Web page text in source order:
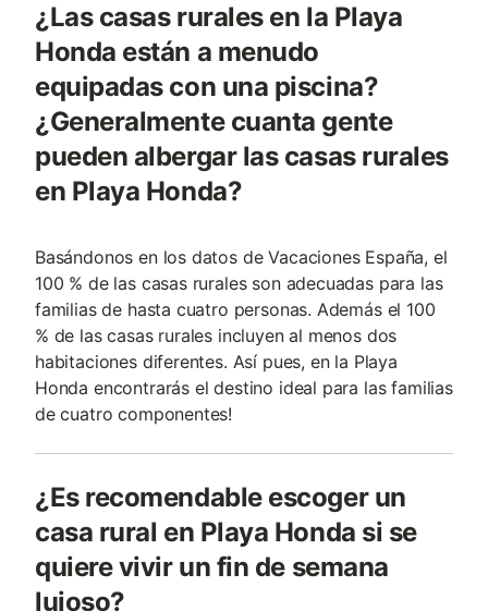
¿Las casas rurales en la Playa
Honda están a menudo
equipadas con una piscina?
¿Generalmente cuanta gente
pueden albergar las casas rurales
en Playa Honda?
Basándonos en los datos de Vacaciones España, el
100 % de las casas rurales son adecuadas para las
familias de hasta cuatro personas. Además el 100
% de las casas rurales incluyen al menos dos
habitaciones diferentes. Así pues, en la Playa
Honda encontrarás el destino ideal para las familias
de cuatro componentes!
¿Es recomendable escoger un
casa rural en Playa Honda si se
quiere vivir un fin de semana
lujoso?